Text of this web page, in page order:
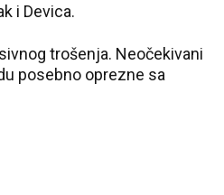
i Devica.
trošenja. Neočekivani
posebno oprezne sa